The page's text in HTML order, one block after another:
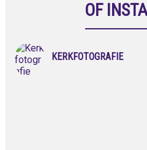
OF
KERKFOTOGRAFIE